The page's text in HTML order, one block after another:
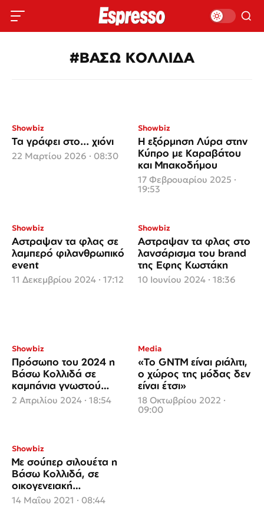
#ΒΑΣΩ ΚΟΛΛΙΔΑ
Showbiz
Τα γράφει στο... χιόνι
22 Μαρτίου 2026 · 08:30
Showbiz
Η εξόρμηση Λύρα στην
Κύπρο με Καραβάτου
και Μπακοδήμου
17 Φεβρουαρίου 2025 ·
19:53
Showbiz
Aστραψαν τα φλας σε
λαμπερό φιλανθρωπικό
event
11 Δεκεμβρίου 2024 · 17:12
Showbiz
Αστραψαν τα φλας στο
λανσάρισμα του brand
της Εφης Κωστάκη
10 Ιουνίου 2024 · 18:36
Showbiz
Πρόσωπο του 2024 η
Βάσω Κολλιδά σε
καμπάνια γνωστού
brand
2 Απριλίου 2024 · 18:54
Media
«Το GNTM είναι ριάλιτι,
ο χώρος της μόδας δεν
είναι έτσι»
18 Οκτωβρίου 2022 ·
09:00
Showbiz
Με σούπερ σιλουέτα η
Βάσω Κολλιδά, σε
οικογενειακή
«απόδραση» στην
14 Μαΐου 2021 · 08:44